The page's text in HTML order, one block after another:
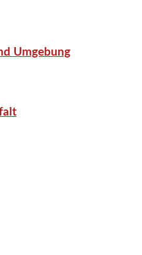
Umgebung